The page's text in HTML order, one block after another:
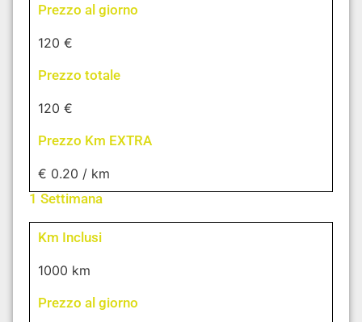
Prezzo al giorno
120 €
Prezzo totale
120 €
Prezzo Km EXTRA
€ 0.20 / km
1 Settimana
Km Inclusi
1000 km
Prezzo al giorno